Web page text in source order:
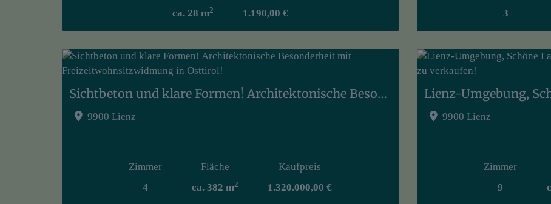
ca. 28 m2
1.190,00 €
3
Sichtbeton und klare Formen! Architektonische Besonderheit mit Freizeitwohnsitzwidmung in Osttirol!
9900 Lienz
Zimmer
4
Fläche
ca. 382 m2
Kaufpreis
1.320.000,00 €
9900 Lienz
Zimmer
9